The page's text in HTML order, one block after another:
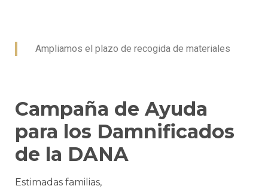
Ampliamos el plazo de recogida de materiales
Campaña de Ayuda
para los Damnificados
de la DANA
Estimadas familias,